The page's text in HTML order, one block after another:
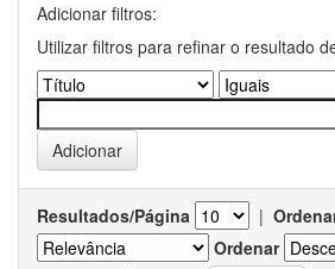
Adicionar filtros:
Utilizar filtros para refinar o resultado
Resultados/Página |
Ordenar